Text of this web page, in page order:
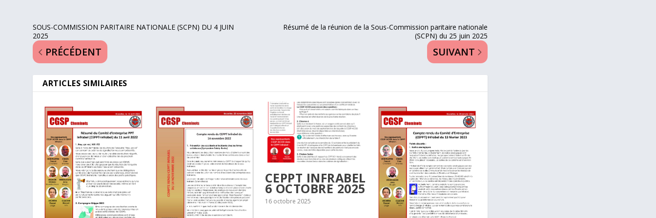
SOUS-COMMISSION PARITAIRE NATIONALE (SCPN) DU 4 JUIN
2025
PRÉCÉDENT
Résumé de la réunion de la Sous-Commission paritaire nationale
(SCPN) du 25 juin 2025
SUIVANT
ARTICLES SIMILAIRES
CEPPT INFRABEL
6 OCTOBRE 2025
16 octobre 2025